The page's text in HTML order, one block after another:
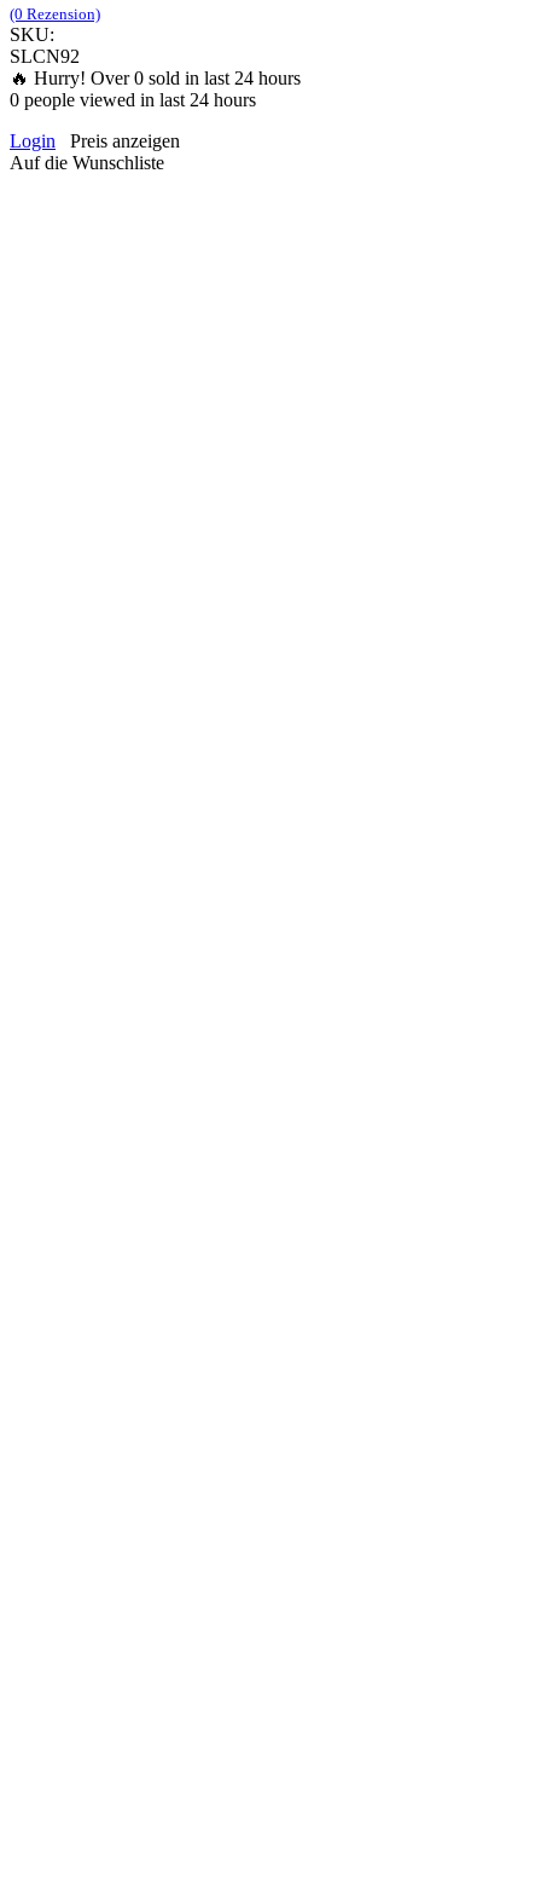
(0 Rezension)
SKU:
SLCN92
🔥 Hurry! Over0 sold in last 24 hours
0 people viewed in last 24 hours
Login
Preis anzeigen
Auf die Wunschliste